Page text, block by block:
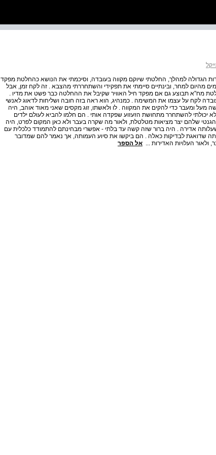
הגדולה למהלך, החלטתי שיוקם מקווה בעובדה, וסיכמתי את הנושא כהחלטת מפקד
מהיום למחר, ובינתיים סיימתי את תפקידי והשתחררתי מהצבא . זה לקח זמן, אבל
מח"א תבוצע גם אם מפקד חיל האוויר שקיבל את ההחלטה כבר פשט את מדיו .
לקח על עצמו את המשימה . כמנהיג, הוא ראה בזה חובה ושליחות לדאוג לאנשי
ומעבר כדי להקים את המקווה . לו ולאשתו, זוג מקסים שאני מאוד אוהב, היה
יכולתי להשתחרר מתחושת הזעזוע שפקדה אותי . הם חלמו להביא לעולם ילדים
שלהם יצר מציאות מטלטלת, ולאור מה שקרה בעבר ולא כאן המקום לפרט, היה
אדירה . היה ברור שזה קשה עד בלתי - אפשרי מבחינתם להתמודד כלכלית עם
שדואגת לבדיקות כאלה . הם ביקשו את סיוע העמותה, אך נאמר להם שמדובר
העלויות האדירות ... אל הספר